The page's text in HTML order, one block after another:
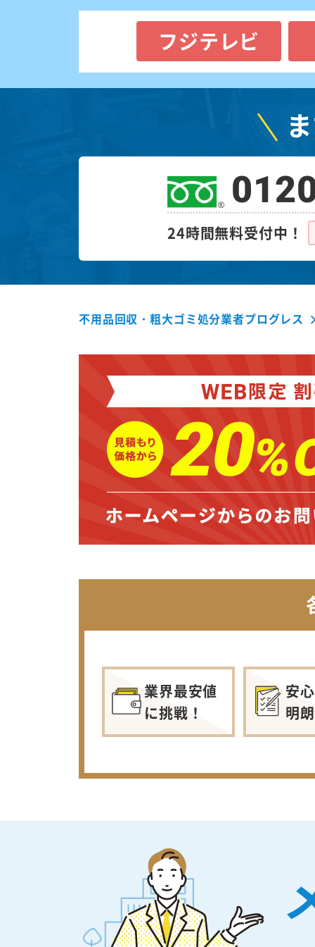
フジテレビ
24時間無料受付中！
不用品回収・粗大ゴミ処分業者プログレス
業界最安値
に挑戦！
安
明